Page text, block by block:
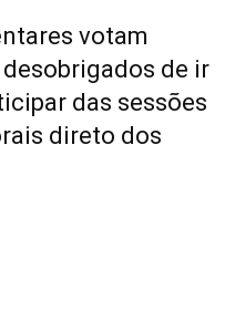
votam
de ir
das sessões
direto dos